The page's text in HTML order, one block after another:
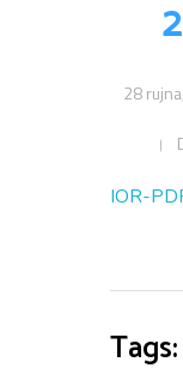
28
IOR-